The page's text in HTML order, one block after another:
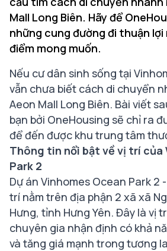
Mall Long Biên. Hãy để
những cung đường đi thuận
điểm mong muốn.
Nếu cư dân sinh sống tại
vẫn chưa biết cách di chuyển
Aeon Mall Long Biên. Bài viết
bạn bởi OneHousing sẽ chỉ ra
để đến được khu trung tâm
Thông tin nổi bật về vị trí của
Park 2
Dự án Vinhomes Ocean Park 2
trí nằm trên địa phận 2 xã xã
Hưng, tỉnh Hưng Yên. Đây là vị
chuyên gia nhận định có khả
và tăng giá mạnh trong tương